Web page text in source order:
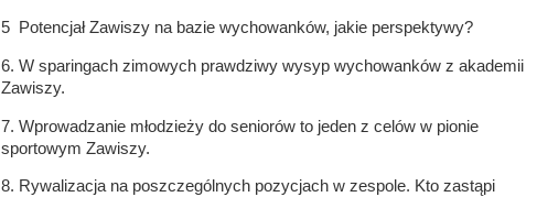
5 Potencjał Zawiszy na bazie wychowanków, jakie perspektywy?
6. W sparingach zimowych prawdziwy wysyp wychowanków z akademii
Zawiszy.
7. Wprowadzanie młodzieży do seniorów to jeden z celów w pionie
sportowym Zawiszy.
8. Rywalizacja na poszczególnych pozycjach w zespole. Kto zastąpi